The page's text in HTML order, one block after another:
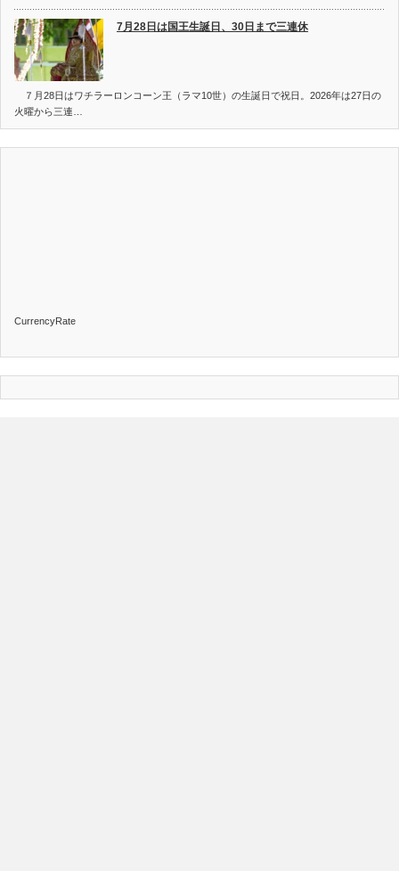
7月28日は国王生誕日、30日まで三連休
７月28日はワチラーロンコーン王（ラマ10世）の生誕日で祝日。2026年は27日の
火曜から三連…
CurrencyRate